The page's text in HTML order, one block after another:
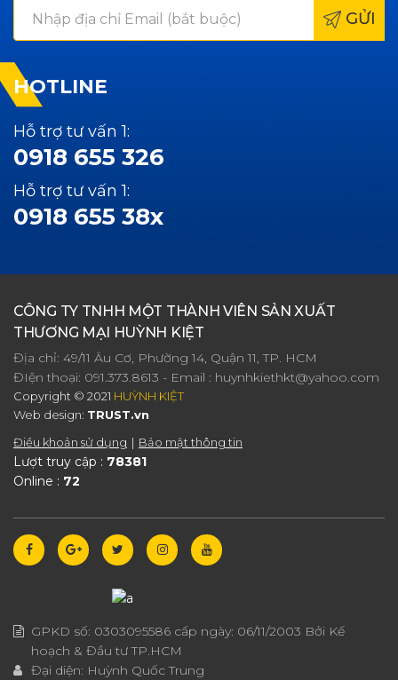
GỬI
HOTLINE
Hỗ trợ tư vấn 1:
0918 655 326
Hỗ trợ tư vấn 1:
0918 655 38x
CÔNG TY TNHH MỘT THÀNH VIÊN SẢN XUẤT
THƯƠNG MẠI HUỲNH KIỆT
Địa chỉ: 49/11 Âu Cơ, Phường 14, Quận 11, TP. HCM
ĐIện thoại: 091.373.8613 - Email : huynhkiethkt@yahoo.com
Copyright © 2021 HUỲNH KIỆT
Web design: TRUST.vn
Điều khoản sử dụng
Bảo mật thông tin
Lượt truy cập : 78381
Online : 72
GPKD số: 0303095586 cấp ngày: 06/11/2003 Bởi Kế
hoạch & Đầu tư TP.HCM
Đại diện: Huỳnh Quốc Trung